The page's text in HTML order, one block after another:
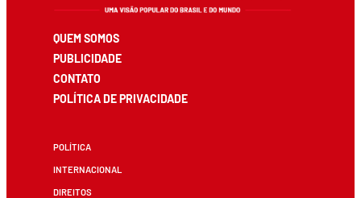
QUEM SOMOS
PUBLICIDADE
CONTATO
POLÍTICA DE PRIVACIDADE
POLÍTICA
INTERNACIONAL
DIREITOS